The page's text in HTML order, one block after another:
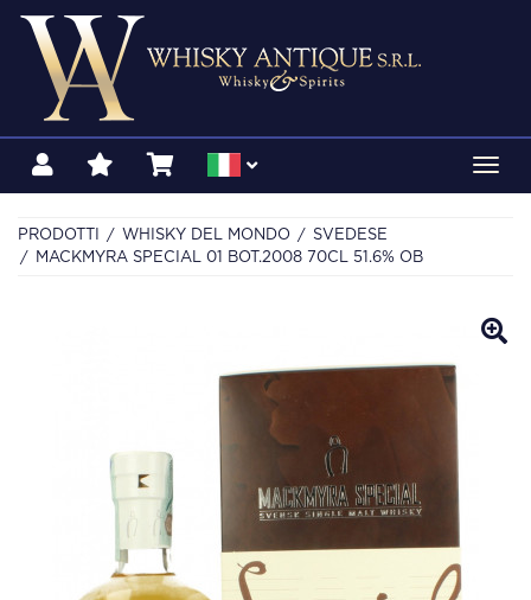
PRODOTTI WHISKY DEL MONDO
SVEDESE
MACKMYRA SPECIAL 01 BOT.2008 70CL 51.6% OB